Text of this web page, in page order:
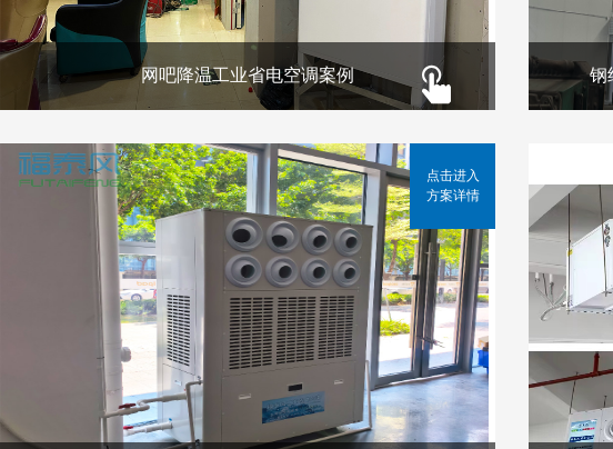
网吧降温工业省电空调案例 钢
点击进入
方案详情